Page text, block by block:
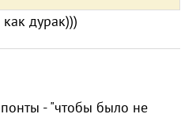
дурак)))
- "чтобы было не